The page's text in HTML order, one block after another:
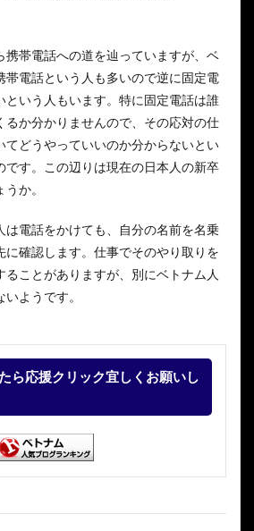
携帯電話への道を辿っていますが、ベ
帯電話という人も多いので逆に固定電
という人もいます。特に固定電話は誰
るか分かりませんので、その応対の仕
てどうやっていいのか分からないとい
です。この辺りは現在の日本人の新卒
か。
は電話をかけても、自分の名前を名乗
に確認します。仕事でそのやり取りを
ることがありますが、別にベトナム人
ようです。
ら応援クリック宜しくお願いし